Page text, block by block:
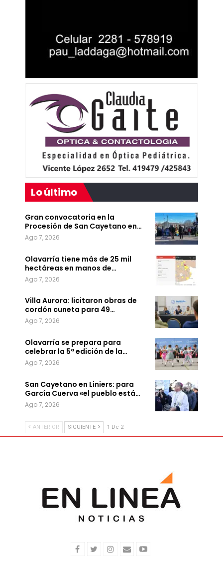
Lo último
Gran convocatoria en la
Procesión de San Cayetano en…
Ago 7, 2026
Olavarría tiene más de 25 mil
hectáreas en manos de…
Ago 7, 2026
Villa Aurora: licitaron obras de
cordón cuneta para 49…
Ago 7, 2026
Olavarría se prepara para
celebrar la 5ª edición de la…
Ago 7, 2026
San Cayetano en Liniers: para
García Cuerva «el pueblo está…
Ago 7, 2026
ANTERIOR SIGUIENTE 1 De 2